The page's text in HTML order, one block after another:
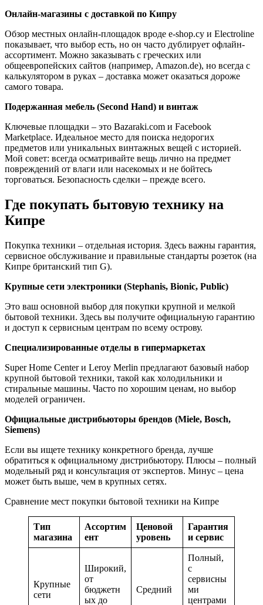
Онлайн-магазины c доставкой по Кипру
Обзор местных онлайн-площадок вроде e-shop.cy и Electroline
показывает, что выбор есть, но он часто дублирует офлайн-
ассортимент. Можно заказывать с греческих или
общеевропейских сайтов (например, Amazon.de), но всегда с
калькулятором в руках – доставка может оказаться дороже
самого товара.
Подержанная мебель (Second Hand) и винтаж
Ключевые площадки – это Bazaraki.com и Facebook
Marketplace. Идеальное место для поиска недорогих
предметов или уникальных винтажных вещей с историей.
Мой совет: всегда осматривайте вещь лично на предмет
повреждений от влаги или насекомых и не бойтесь
торговаться. Безопасность сделки – прежде всего.
Где покупать бытовую технику на
Кипре
Покупка техники – отдельная история. Здесь важны гарантия,
сервисное обслуживание и правильные стандарты розеток (на
Кипре британский тип G).
Крупные сети электроники (Stephanis, Bionic, Public)
Это ваш основной выбор для покупки крупной и мелкой
бытовой техники. Здесь вы получите официальную гарантию
и доступ к сервисным центрам по всему острову.
Специализированные отделы в гипермаркетах
Super Home Center и Leroy Merlin предлагают базовый набор
крупной бытовой техники, такой как холодильники и
стиральные машины. Часто по хорошим ценам, но выбор
моделей ограничен.
Официальные дистрибьюторы брендов (Miele, Bosch,
Siemens)
Если вы ищете технику конкретного бренда, лучше
обратиться к официальному дистрибьютору. Плюсы – полный
модельный ряд и консультация от экспертов. Минус – цена
может быть выше, чем в крупных сетях.
Сравнение мест покупки бытовой техники на Кипре
Тип
магазина
Ассортим
ент
Ценовой
уровень
Гарантия
и сервис
Крупные
сети
Широкий,
от
бюджетн
ых до
Средний
Полный,
с
сервисны
ми
центрами